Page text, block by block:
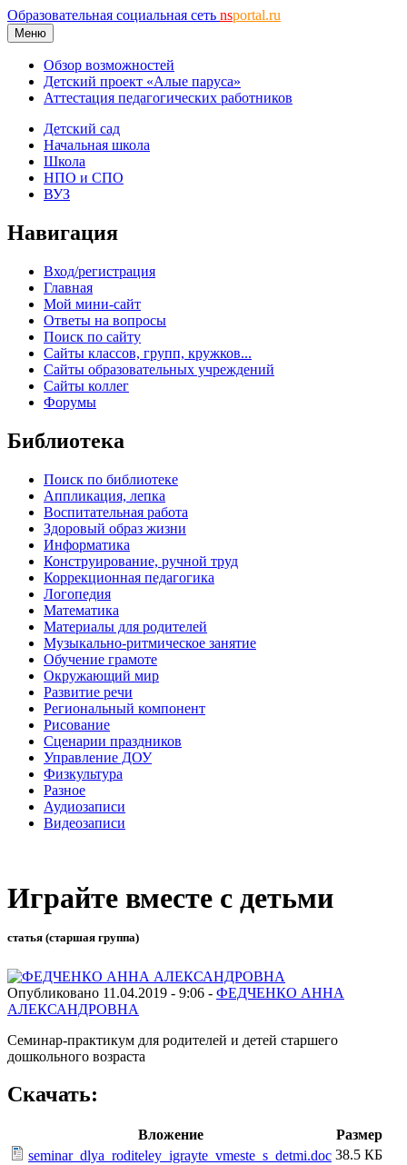
Образовательная социальная сеть nsportal.ru
Меню
Обзор возможностей
Детский проект «Алые паруса»
Аттестация педагогических работников
Детский сад
Начальная школа
Школа
НПО и СПО
ВУЗ
Навигация
Вход/регистрация
Главная
Мой мини-сайт
Ответы на вопросы
Поиск по сайту
Сайты классов, групп, кружков...
Сайты образовательных учреждений
Сайты коллег
Форумы
Библиотека
Поиск по библиотеке
Аппликация, лепка
Воспитательная работа
Здоровый образ жизни
Информатика
Конструирование, ручной труд
Коррекционная педагогика
Логопедия
Математика
Материалы для родителей
Музыкально-ритмическое занятие
Обучение грамоте
Окружающий мир
Развитие речи
Региональный компонент
Рисование
Сценарии праздников
Управление ДОУ
Физкультура
Разное
Аудиозаписи
Видеозаписи
Играйте вместе с детьми
статья (старшая группа)
Опубликовано 11.04.2019 - 9:06 - ФЕДЧЕНКО АННА
АЛЕКСАНДРОВНА
Семинар-практикум для родителей и детей старшего
дошкольного возраста
Скачать:
Вложение
Размер
seminar_dlya_roditeley_igrayte_vmeste_s_detmi.doc 38.5 КБ